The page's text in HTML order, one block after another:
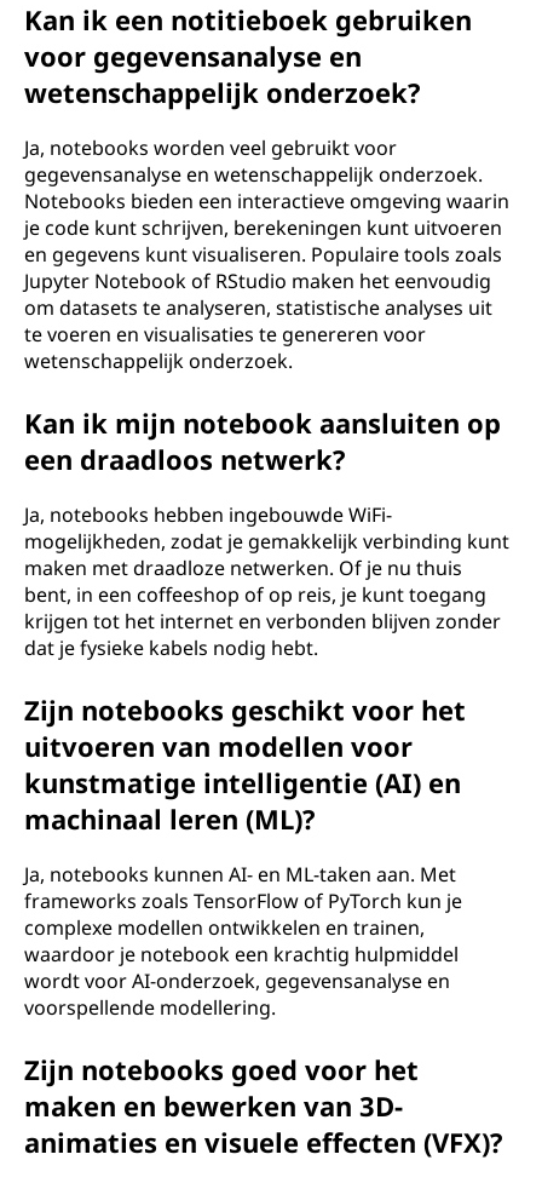
Kan ik een notitieboek gebruiken
voor gegevensanalyse en
wetenschappelijk onderzoek?
Ja, notebooks worden veel gebruikt voor
gegevensanalyse en wetenschappelijk onderzoek.
Notebooks bieden een interactieve omgeving waarin
je code kunt schrijven, berekeningen kunt uitvoeren
en gegevens kunt visualiseren. Populaire tools zoals
Jupyter Notebook of RStudio maken het eenvoudig
om datasets te analyseren, statistische analyses uit
te voeren en visualisaties te genereren voor
wetenschappelijk onderzoek.
Kan ik mijn notebook aansluiten op
een draadloos netwerk?
Ja, notebooks hebben ingebouwde WiFi-
mogelijkheden, zodat je gemakkelijk verbinding kunt
maken met draadloze netwerken. Of je nu thuis
bent, in een coffeeshop of op reis, je kunt toegang
krijgen tot het internet en verbonden blijven zonder
dat je fysieke kabels nodig hebt.
Zijn notebooks geschikt voor het
uitvoeren van modellen voor
kunstmatige intelligentie (AI) en
machinaal leren (ML)?
Ja, notebooks kunnen AI- en ML-taken aan. Met
frameworks zoals TensorFlow of PyTorch kun je
complexe modellen ontwikkelen en trainen,
waardoor je notebook een krachtig hulpmiddel
wordt voor AI-onderzoek, gegevensanalyse en
voorspellende modellering.
Zijn notebooks goed voor het
maken en bewerken van 3D-
animaties en visuele effecten (VFX)?